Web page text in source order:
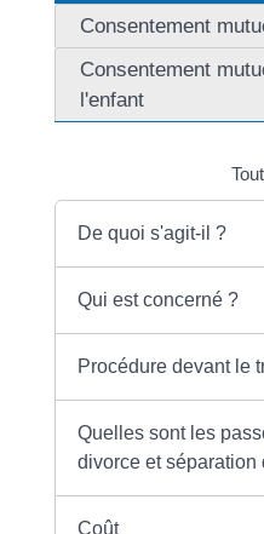
Consentement
Consentement
l'enfant
De quoi s'agit-il ?
Qui est concerné ?
Procédure devant le
Quelles sont les
divorce et séparation
Coût